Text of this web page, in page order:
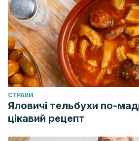
en: http://
Mikulic, I.M., Muiños, R. y Crespi, M.
necesidad de trascendencia, redes
análisis de la calidad de vida
sucesos estresantes desde un
ecológico.Facultad de Psicología.
Aires, 2006; 14: 277 – 285.
CТРАВИ
Яловичі тельбухи по-
цікавий рецепт